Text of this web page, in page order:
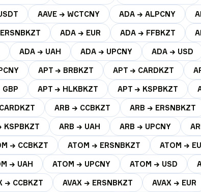
AAVE → WCTCNY ADA → ALPCNY
ADA → EUR ADA → FFBKZT
ADA → UAH ADA → UPCNY ADA → USD
APT → BRBKZT APT → CARDKZT
APT → HLKBKZT APT → KSPBKZT
ARB → CCBKZT ARB → ERSNBKZT
KSPBKZT ARB → UAH ARB → UPCNY
→ CCBKZT ATOM → ERSNBKZT ATOM →
→ UAH ATOM → UPCNY ATOM → USD
→ CCBKZT AVAX → ERSNBKZT AVAX → EUR